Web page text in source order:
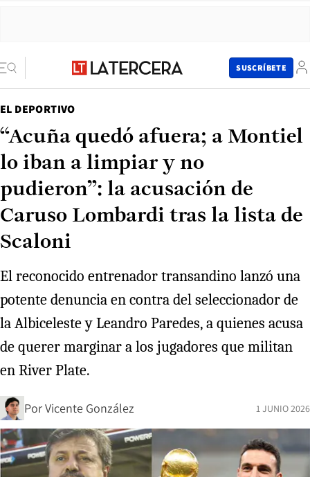
SUSCRÍBETE
EL DEPORTIVO
“Acuña quedó afuera; a Montiel
lo iban a limpiar y no
pudieron”: la acusación de
Caruso Lombardi tras la lista de
Scaloni
El reconocido entrenador transandino lanzó una
potente denuncia en contra del seleccionador de
la Albiceleste y Leandro Paredes, a quienes acusa
de querer marginar a los jugadores que militan
en River Plate.
PorVicente González 1 JUNIO 2026